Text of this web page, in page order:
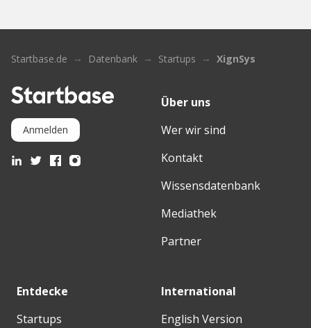
Startbase.de Datenbank Startups XignSys
Anmelden
Über uns
Wer wir sind
Kontakt
Wissensdatenbank
Mediathek
Partner
Entdecke
Startups
International
English Version